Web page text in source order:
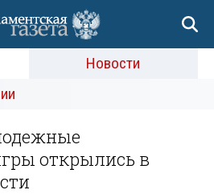
Новости
открылись в